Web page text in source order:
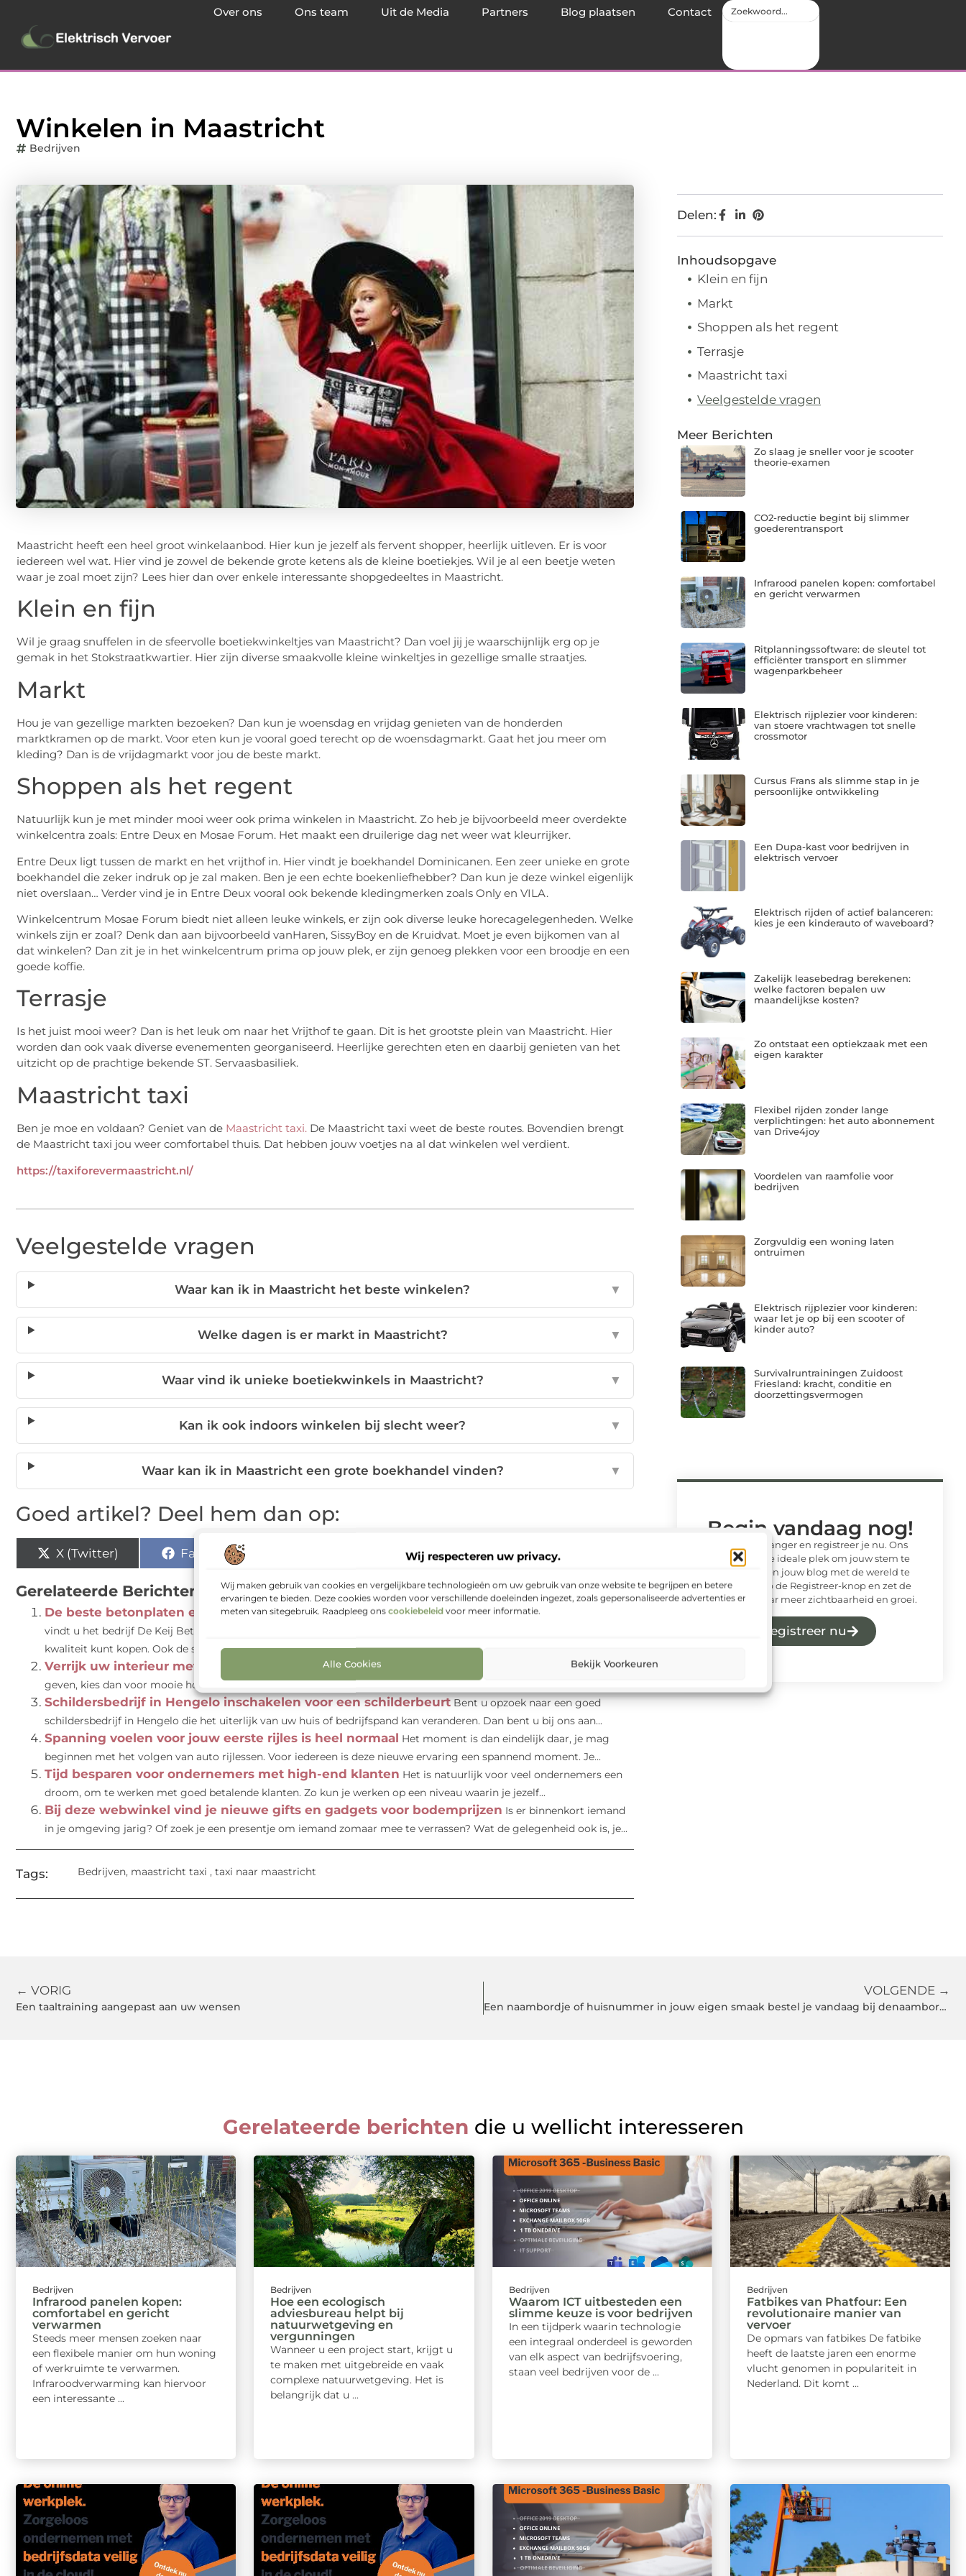
Wij respecteren uw privacy.
Wij maken gebruik van cookies en vergelijkbare technologieën om uw gebruik van onze website te begrijpen en betere
ervaringen te bieden. Deze cookies worden voor verschillende doeleinden ingezet, zoals gepersonaliseerde advertenties en het
meten van sitegebruik. Raadpleeg ons cookiebeleid voor meer informatie.
Alle Cookies Bekijk Voorkeuren
Over ons Ons team Uit de Media Partners Blog plaatsen Contact
Winkelen in Maastricht
Bedrijven
Maastricht heeft een heel groot winkelaanbod. Hier kun je jezelf als fervent shopper, heerlijk uitleven. Er is voor
iedereen wel wat. Hier vind je zowel de bekende grote ketens als de kleine boetiekjes. Wil je al een beetje weten
waar je zoal moet zijn? Lees hier dan over enkele interessante shopgedeeltes in Maastricht.
Klein en fijn
Wil je graag snuffelen in de sfeervolle boetiekwinkeltjes van Maastricht? Dan voel jij je waarschijnlijk erg op je
gemak in het Stokstraatkwartier. Hier zijn diverse smaakvolle kleine winkeltjes in gezellige smalle straatjes.
Markt
Hou je van gezellige markten bezoeken? Dan kun je woensdag en vrijdag genieten van de honderden
marktkramen op de markt. Voor eten kun je vooral goed terecht op de woensdagmarkt. Gaat het jou meer om
kleding? Dan is de vrijdagmarkt voor jou de beste markt.
Shoppen als het regent
Natuurlijk kun je met minder mooi weer ook prima winkelen in Maastricht. Zo heb je bijvoorbeeld meer overdekte
winkelcentra zoals: Entre Deux en Mosae Forum. Het maakt een druilerige dag net weer wat kleurrijker.
Entre Deux ligt tussen de markt en het vrijthof in. Hier vindt je boekhandel Dominicanen. Een zeer unieke en grote
boekhandel die zeker indruk op je zal maken. Ben je een echte boekenliefhebber? Dan kun je deze winkel eigenlijk
niet overslaan… Verder vind je in Entre Deux vooral ook bekende kledingmerken zoals Only en VILA.
Winkelcentrum Mosae Forum biedt niet alleen leuke winkels, er zijn ook diverse leuke horecagelegenheden. Welke
winkels zijn er zoal? Denk dan aan bijvoorbeeld vanHaren, SissyBoy en de Kruidvat. Moet je even bijkomen van al
dat winkelen? Dan zit je in het winkelcentrum prima op jouw plek, er zijn genoeg plekken voor een broodje en een
goede koffie.
Terrasje
Is het juist mooi weer? Dan is het leuk om naar het Vrijthof te gaan. Dit is het grootste plein van Maastricht. Hier
worden dan ook vaak diverse evenementen georganiseerd. Heerlijke gerechten eten en daarbij genieten van het
uitzicht op de prachtige bekende ST. Servaasbasiliek.
Maastricht taxi
Ben je moe en voldaan? Geniet van de Maastricht taxi. De Maastricht taxi weet de beste routes. Bovendien brengt
de Maastricht taxi jou weer comfortabel thuis. Dat hebben jouw voetjes na al dat winkelen wel verdient.
https://taxiforevermaastricht.nl/
Veelgestelde vragen
Waar kan ik in Maastricht het beste winkelen? ▼
Welke dagen is er markt in Maastricht? ▼
Waar vind ik unieke boetiekwinkels in Maastricht? ▼
Kan ik ook indoors winkelen bij slecht weer? ▼
Waar kan ik in Maastricht een grote boekhandel vinden? ▼
Goed artikel? Deel hem dan op:
X (Twitter) Facebook LinkedIn
Gerelateerde Berichten:
De beste betonplaten en stelconplaten kopen tegen een aantrekkelijke prijs In Opheusden
vindt u het bedrijf De Keij Betonplaten & Keerwanden, een topleverancier waar u voordelige betonplaten van hoge
kwaliteit kunt kopen. Ook de stelconplaten...
Verrijk uw interieur met mooie houten vloeren Wilt u het interieur in uw woning een flinke upgrade
geven, kies dan voor mooie houten vloeren. Hout is een fraaie ondergrond waar u naar...
Schildersbedrijf in Hengelo inschakelen voor een schilderbeurt Bent u opzoek naar een goed
schildersbedrijf in Hengelo die het uiterlijk van uw huis of bedrijfspand kan veranderen. Dan bent u bij ons aan...
Spanning voelen voor jouw eerste rijles is heel normaal Het moment is dan eindelijk daar, je mag
beginnen met het volgen van auto rijlessen. Voor iedereen is deze nieuwe ervaring een spannend moment. Je...
Tijd besparen voor ondernemers met high-end klanten Het is natuurlijk voor veel ondernemers een
droom, om te werken met goed betalende klanten. Zo kun je werken op een niveau waarin je jezelf...
Bij deze webwinkel vind je nieuwe gifts en gadgets voor bodemprijzen Is er binnenkort iemand
in je omgeving jarig? Of zoek je een presentje om iemand zomaar mee te verrassen? Wat de gelegenheid ook is, je...
Tags: Bedrijven, maastricht taxi , taxi naar maastricht
Delen:
Inhoudsopgave
Klein en fijn
Markt
Shoppen als het regent
Terrasje
Maastricht taxi
Veelgestelde vragen
Meer Berichten
Zo slaag je sneller voor je scooter
theorie-examen
CO2-reductie begint bij slimmer
goederentransport
Infrarood panelen kopen: comfortabel
en gericht verwarmen
Ritplanningssoftware: de sleutel tot
efficiënter transport en slimmer
wagenparkbeheer
Elektrisch rijplezier voor kinderen:
van stoere vrachtwagen tot snelle
crossmotor
Cursus Frans als slimme stap in je
persoonlijke ontwikkeling
Een Dupa-kast voor bedrijven in
elektrisch vervoer
Elektrisch rijden of actief balanceren:
kies je een kinderauto of waveboard?
Zakelijk leasebedrag berekenen:
welke factoren bepalen uw
maandelijkse kosten?
Zo ontstaat een optiekzaak met een
eigen karakter
Flexibel rijden zonder lange
verplichtingen: het auto abonnement
van Drive4joy
Voordelen van raamfolie voor
bedrijven
Zorgvuldig een woning laten
ontruimen
Elektrisch rijplezier voor kinderen:
waar let je op bij een scooter of
kinder auto?
Survivalruntrainingen Zuidoost
Friesland: kracht, conditie en
doorzettingsvermogen
Begin vandaag nog!
Wacht niet langer en registreer je nu. Ons
platform is de ideale plek om jouw stem te
laten horen en jouw blog met de wereld te
delen. Klik op de Registreer-knop en zet de
eerste stap naar meer zichtbaarheid en groei.
Registreer nu
← VORIG
Een taaltraining aangepast aan uw wensen
VOLGENDE →
Een naambordje of huisnummer in jouw eigen smaak bestel je vandaag bij denaambordensite.nl
Gerelateerde berichten die u wellicht interesseren
Bedrijven
Infrarood panelen kopen:
comfortabel en gericht
verwarmen
Steeds meer mensen zoeken naar
een flexibele manier om hun woning
of werkruimte te verwarmen.
Infraroodverwarming kan hiervoor
een interessante ...
Bedrijven
Hoe een ecologisch
adviesbureau helpt bij
natuurwetgeving en
vergunningen
Wanneer u een project start, krijgt u
te maken met uitgebreide en vaak
complexe natuurwetgeving. Het is
belangrijk dat u ...
Bedrijven
Waarom ICT uitbesteden een
slimme keuze is voor bedrijven
In een tijdperk waarin technologie
een integraal onderdeel is geworden
van elk aspect van bedrijfsvoering,
staan veel bedrijven voor de ...
Bedrijven
Fatbikes van Phatfour: Een
revolutionaire manier van
vervoer
De opmars van fatbikes De fatbike
heeft de laatste jaren een enorme
vlucht genomen in populariteit in
Nederland. Dit komt ...